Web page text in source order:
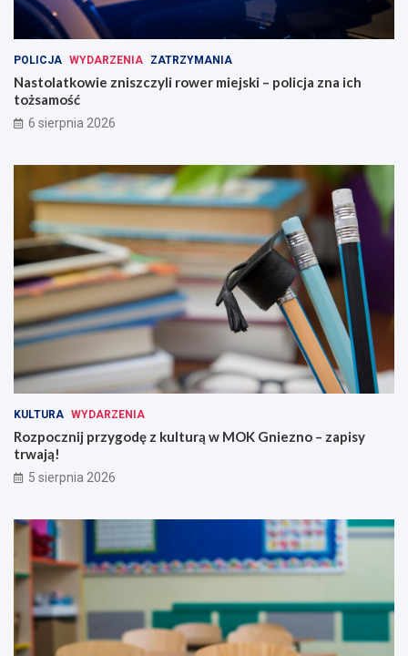
POLICJA WYDARZENIA ZATRZYMANIA
Nastolatkowie zniszczyli rower miejski – policja zna ich
tożsamość
6 sierpnia 2026
KULTURA WYDARZENIA
Rozpocznij przygodę z kulturą w MOK Gniezno – zapisy
trwają!
5 sierpnia 2026